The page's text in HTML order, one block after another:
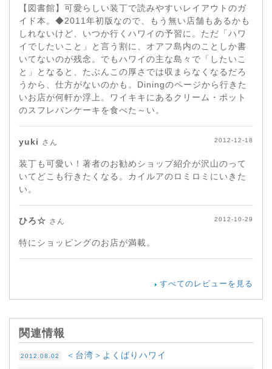
【図書館】可愛らしい装丁で読みやすいレイアウトのガ
イド本。◆2011年初版なので、もう無い店舗もあるかも
しれないけど、いつか行くハワイの予習に。ただ「ハワ
イでしたいこと」と言う割に、オアフ島内のことしか書
いてないのが残念。でもハワイの主な島々で「したいこ
と」となると、たぶんこの厚さでは収まらなくなるだろ
うから、仕方がないのかも。Diningのページから行きた
いお店が何軒か浮上。ワイキキにあるクリーム・ポット
のスフレパンケーキを食べた～い。
yuki さん 2012-12-18
装丁も可愛い！著者のお勧めショップ紹介が沢山のって
いてどこも行きたくなる。カイルアのロミロミにいきた
い。
ひろ☆ さん 2012-10-29
特にショッピングのお店が満載。
すべてのレビューを見る
関連情報
2012.08.02 ＜台湾＞よくばりハワイ